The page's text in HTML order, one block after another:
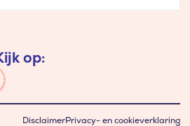
op:
DisclaimerPrivacy- en cookieverklaring